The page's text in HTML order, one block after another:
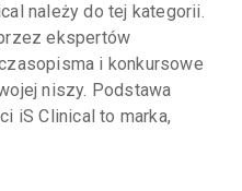
należy do tej kategorii.
ekspertów
i konkursowe
niszy. Podstawa
iS Clinical to marka,